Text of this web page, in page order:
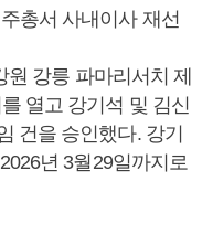
총서 사내이사 재선
강릉 파마리서치 제
열고 강기석 및 김신
건을 승인했다. 강기
년 3월29일까지로